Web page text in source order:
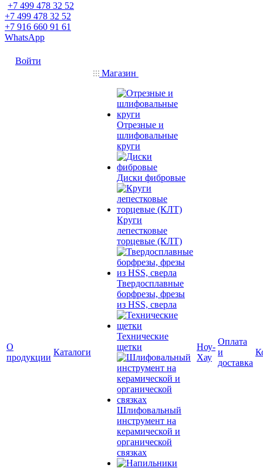
+7 499 478 32 52
+7 499 478 32 52
+7 916 660 91 61
WhatsApp
Войти
О
продукции
Каталоги
Магазин
Отрезные и
шлифовальные
круги
Диски фибровые
Круги
лепестковые
торцевые (КЛТ)
Твердосплавные
борфрезы, фрезы
из HSS, сверла
Технические
щетки
Шлифовальный
инструмент на
керамической и
органической
связках
Ноу-
Хау
Оплата
и
доставка